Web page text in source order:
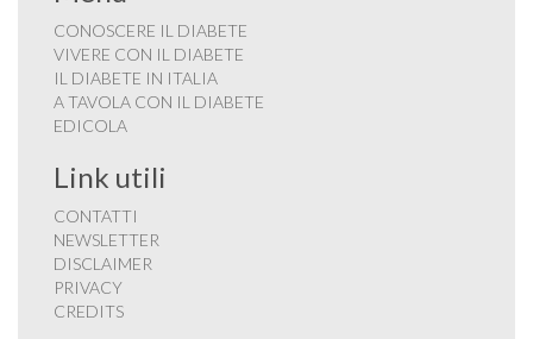
CONOSCERE IL DIABETE
VIVERE CON IL DIABETE
IL DIABETE IN ITALIA
A TAVOLA CON IL DIABETE
EDICOLA
Link utili
CONTATTI
NEWSLETTER
DISCLAIMER
PRIVACY
CREDITS